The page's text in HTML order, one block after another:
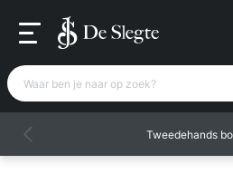
Waar ben je naar op zoek?
Tweedehands